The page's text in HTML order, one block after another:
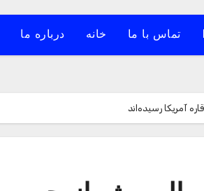
تماس با ما خانه درباره ما